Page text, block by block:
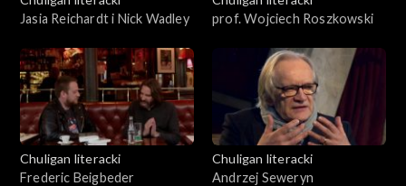
Jasia Reichardt i Nick Wadley
prof. Wojciech Roszkowski
Chuligan literacki
Frederic Beigbeder
Chuligan literacki
Andrzej Seweryn